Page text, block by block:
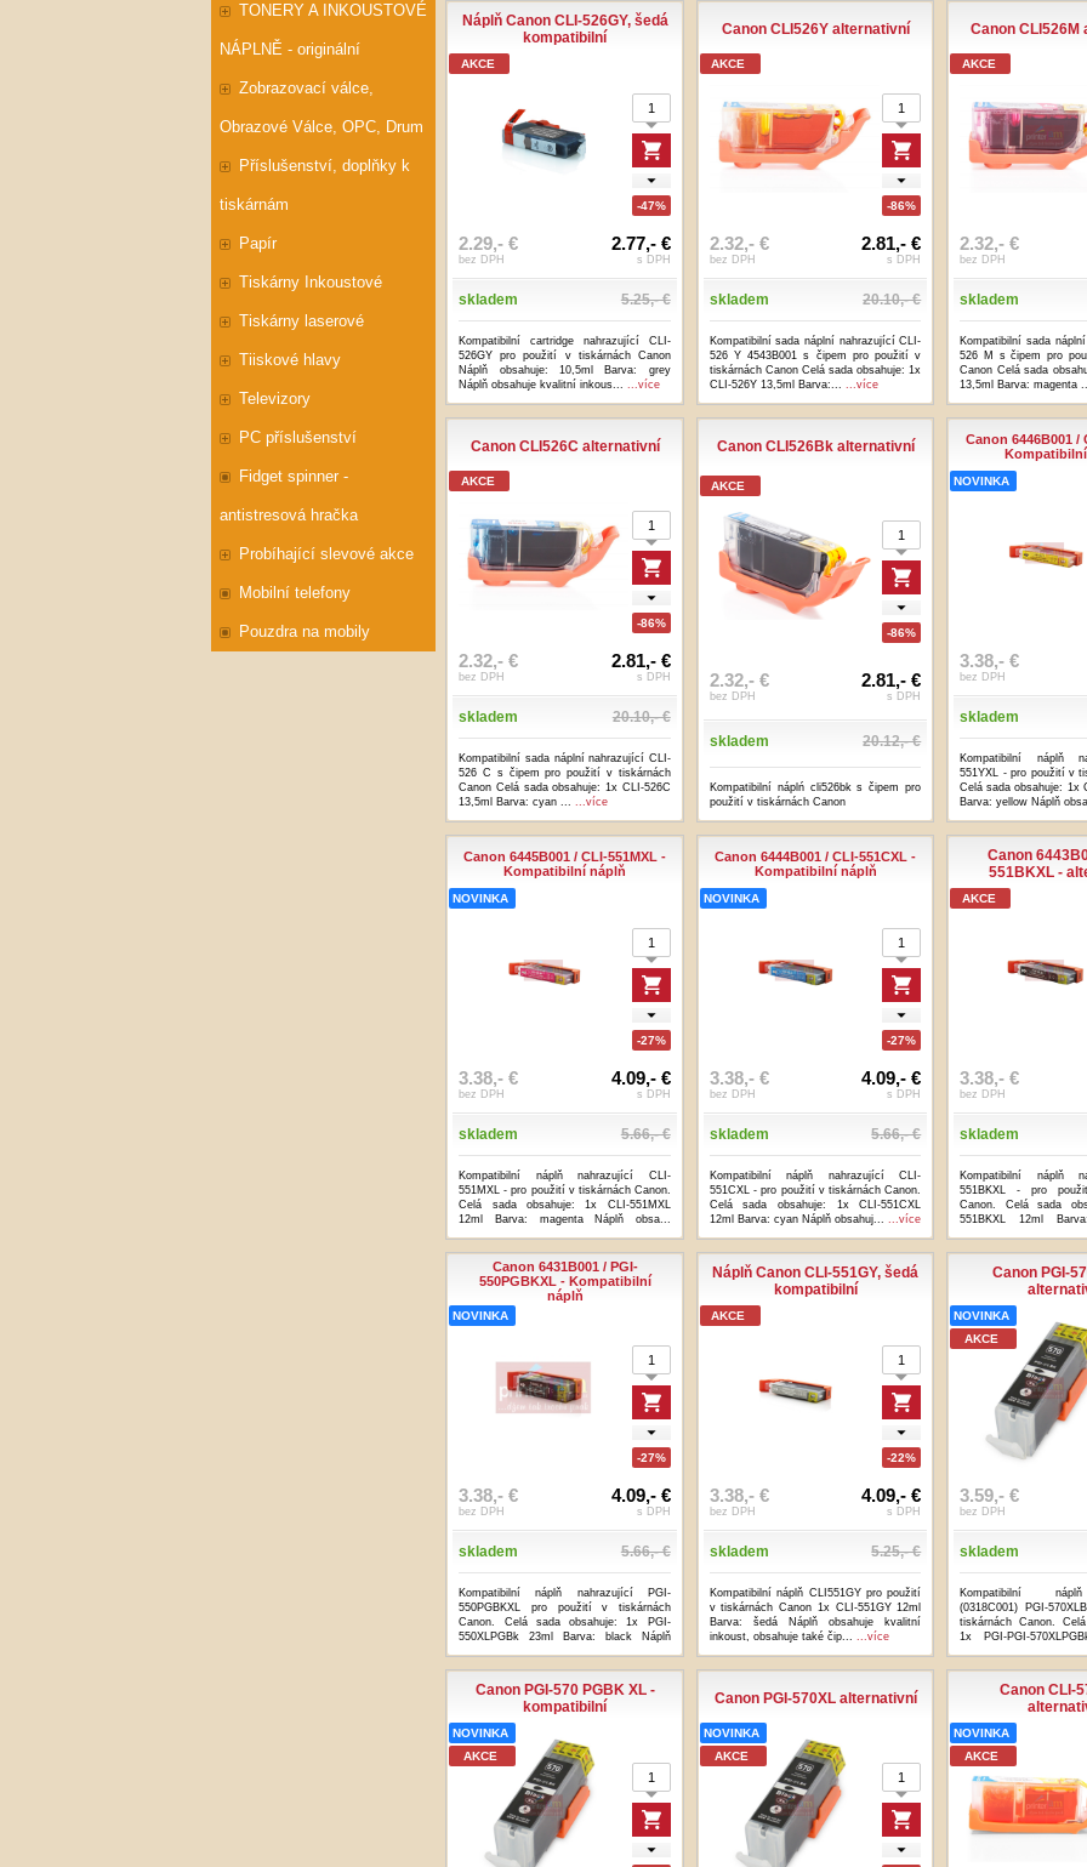
TONERY A INKOUSTOVÉ
NÁPLNĚ - originální
Zobrazovací válce,
Obrazové Válce, OPC, Drum
Příslušenství, doplňky k
tiskárnám
Papír
Tiskárny Inkoustové
Tiskárny laserové
Tiiskové hlavy
Televizory
PC příslušenství
Fidget spinner -
antistresová hračka
Probíhající slevové akce
Mobilní telefony
Pouzdra na mobily
Náplň Canon CLI-526GY, šedá
kompatibilní
AKCE
-47%
2.29,- €
bez DPH
2.77,- €
s DPH
skladem 5.25,- €
Kompatibilní cartridge nahrazující CLI-
526GY pro použití v tiskárnách Canon
Náplň obsahuje: 10,5ml Barva: grey
Náplň obsahuje kvalitní inkous......více
Canon CLI526Y alternativní
AKCE
-86%
2.32,- €
bez DPH
2.81,- €
s DPH
skladem 20.10,- €
Kompatibilní sada náplní nahrazující CLI-
526 Y 4543B001 s čipem pro použití v
tiskárnách Canon Celá sada obsahuje: 1x
CLI-526Y 13,5ml Barva:... ...více
Canon CLI526M
AKCE
2.32,- €
bez DPH
skladem
Kompatibilní sada
526 M s čipem pro
Canon Celá sada
13,5ml Barva: magenta
Canon CLI526C alternativní
AKCE
-86%
2.32,- €
bez DPH
2.81,- €
s DPH
skladem 20.10,- €
Kompatibilní sada náplní nahrazující CLI-
526 C s čipem pro použití v tiskárnách
Canon Celá sada obsahuje: 1x CLI-526C
13,5ml Barva: cyan ......více
Canon CLI526Bk alternativní
AKCE
-86%
2.32,- €
bez DPH
2.81,- €
s DPH
skladem 20.12,- €
Kompatibilní náplń cli526bk s čipem pro
použití v tiskárnách Canon
Canon 6446B001 /
NOVINKA
3.38,- €
bez DPH
skladem
Kompatibilní náplň
551YXL - pro použití v
Celá sada obsahuje: 1x
Barva: yellow Náplň
Canon 6445B001 / CLI-551MXL -
Kompatibilní náplň
NOVINKA
-27%
3.38,- €
bez DPH
4.09,- €
s DPH
skladem 5.66,- €
Kompatibilní náplň nahrazující CLI-
551MXL - pro použití v tiskárnách Canon.
Celá sada obsahuje: 1x CLI-551MXL
12ml Barva: magenta Náplň obsa...
Canon 6444B001 / CLI-551CXL -
Kompatibilní náplň
NOVINKA
-27%
3.38,- €
bez DPH
4.09,- €
s DPH
skladem 5.66,- €
Kompatibilní náplň nahrazující CLI-
551CXL - pro použití v tiskárnách Canon.
Celá sada obsahuje: 1x CLI-551CXL
12ml Barva: cyan Náplň obsahuj... ...více
Canon
551BKXL -
AKCE
3.38,- €
bez DPH
skladem
Kompatibilní náplň
551BKXL - pro
Canon. Celá sada
551BKXL 12ml
Canon 6431B001 / PGI-
550PGBKXL - Kompatibilní
náplň
NOVINKA
-27%
3.38,- €
bez DPH
4.09,- €
s DPH
skladem 5.66,- €
Kompatibilní náplň nahrazující PGI-
550PGBKXL pro použití v tiskárnách
Canon. Celá sada obsahuje: 1x PGI-
550XLPGBk 23ml Barva: black Náplň
Náplň Canon CLI-551GY, šedá
kompatibilní
AKCE
-22%
3.38,- €
bez DPH
4.09,- €
s DPH
skladem 5.25,- €
Kompatibilní náplň CLI551GY pro použití
v tiskárnách Canon 1x CLI-551GY 12ml
Barva: šedá Náplň obsahuje kvalitní
inkoust, obsahuje také čip... ...více
Canon PGI-
NOVINKA
AKCE
3.59,- €
bez DPH
skladem
Kompatibilní
(0318C001) PGI-
tiskárnách Canon.
1x PGI-PGI-
Canon PGI-570 PGBK XL -
kompatibilní
NOVINKA
AKCE
Canon PGI-570XL alternativní
NOVINKA
AKCE
Canon CLI-
NOVINKA
AKCE